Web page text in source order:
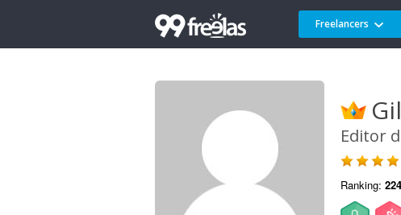
Freelancers
Editor
Ranking: 224